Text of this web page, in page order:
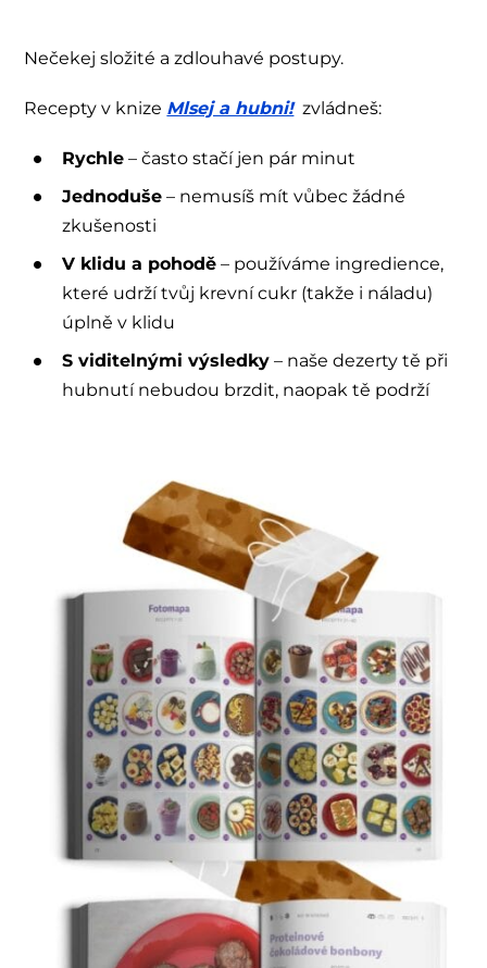
Nečekej složité a zdlouhavé postupy.
Recepty v knize Mlsej a hubni!zvládneš:
Rychle – často stačí jen pár minut
Jednoduše – nemusíš mít vůbec žádné
zkušenosti
V klidu a pohodě – používáme ingredience,
které udrží tvůj krevní cukr (takže i náladu)
úplně v klidu
S viditelnými výsledky – naše dezerty tě při
hubnutí nebudou brzdit, naopak tě podrží